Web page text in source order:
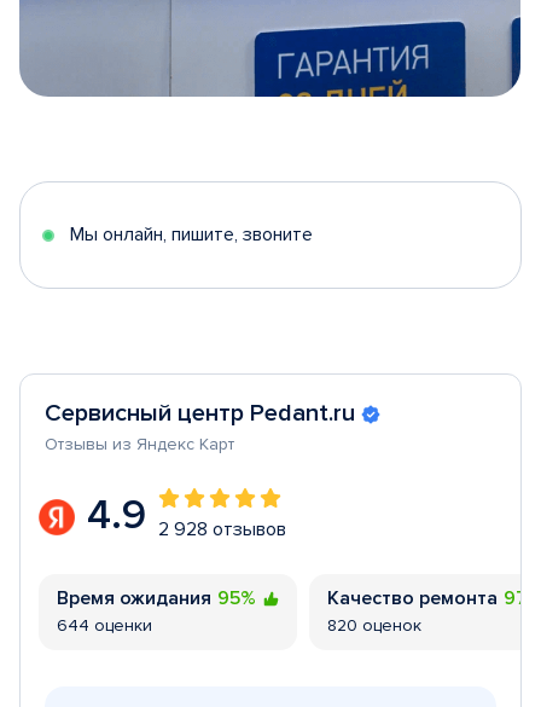
5
Мы онлайн, пишите, звоните
Сервисный центр Pedant.ru
Отзывы из Яндекс Карт
4.9 2 928 отзывов
Время ожидания 95%
644 оценки
Качество ремонта
820 оценок